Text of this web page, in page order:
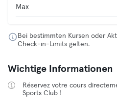
Max
Bei bestimmten Kursen oder
Check-in-Limits gelten.
Wichtige Informationen
Réservez votre cours
Sports Club !